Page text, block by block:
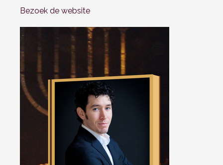
Bezoek de website